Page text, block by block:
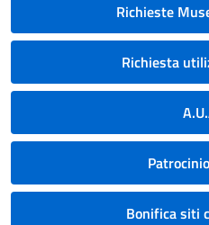
Richieste
Richiesta
Bonifica siti